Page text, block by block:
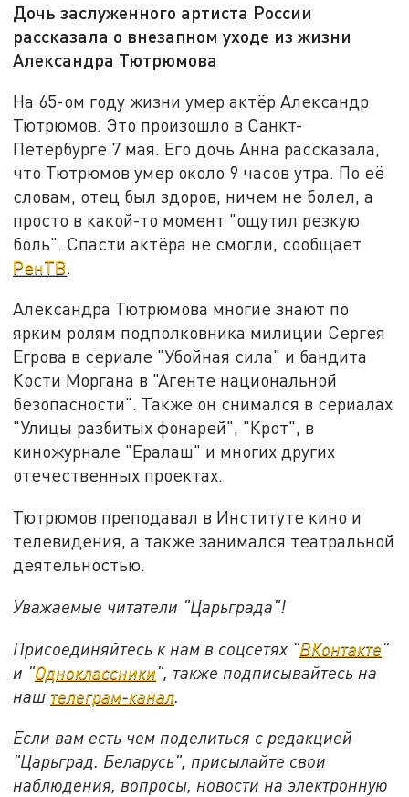
Дочь заслуженного артиста России
рассказала о внезапном уходе из жизни
Александра Тютрюмова
На 65-ом году жизни умер актёр Александр
Тютрюмов. Это произошло в Санкт-
Петербурге 7 мая. Его дочь Анна рассказала,
что Тютрюмов умер около 9 часов утра. По её
словам, отец был здоров, ничем не болел, а
просто в какой-то момент "ощутил резкую
боль". Спасти актёра не смогли, сообщает
РенТВ.
Александра Тютрюмова многие знают по
ярким ролям подполковника милиции Сергея
Егрова в сериале "Убойная сила" и бандита
Кости Моргана в "Агенте национальной
безопасности". Также он снимался в сериалах
"Улицы разбитых фонарей", "Крот", в
киножурнале "Ералаш" и многих других
отечественных проектах.
Тютрюмов преподавал в Институте кино и
телевидения, а также занимался театральной
деятельностью.
Уважаемые читатели "Царьграда"!
Присоединяйтесь к нам в соцсетях "ВКонтакте"
и "Одноклассники", также подписывайтесь на
наш телеграм-канал
Если вам есть чем поделиться с редакцией
"Царьград. Беларусь", присылайте свои
наблюдения, вопросы, новости на электронную